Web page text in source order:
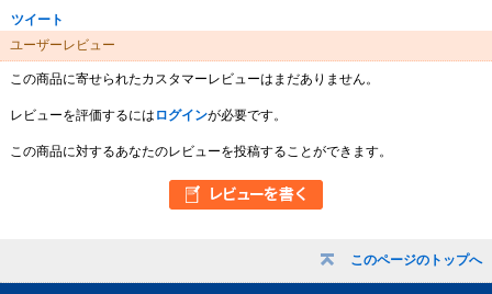
このページのトップへ
ツイート
ユーザーレビュー
この商品に寄せられたカスタマーレビューはまだありません。
レビューを評価するには ログインが必要です。
この商品に対するあなたのレビューを投稿することができます。